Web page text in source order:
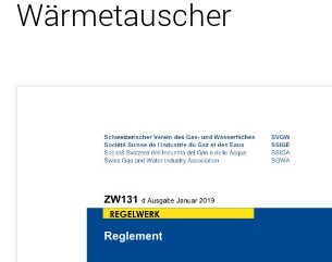
Wärmetauscher